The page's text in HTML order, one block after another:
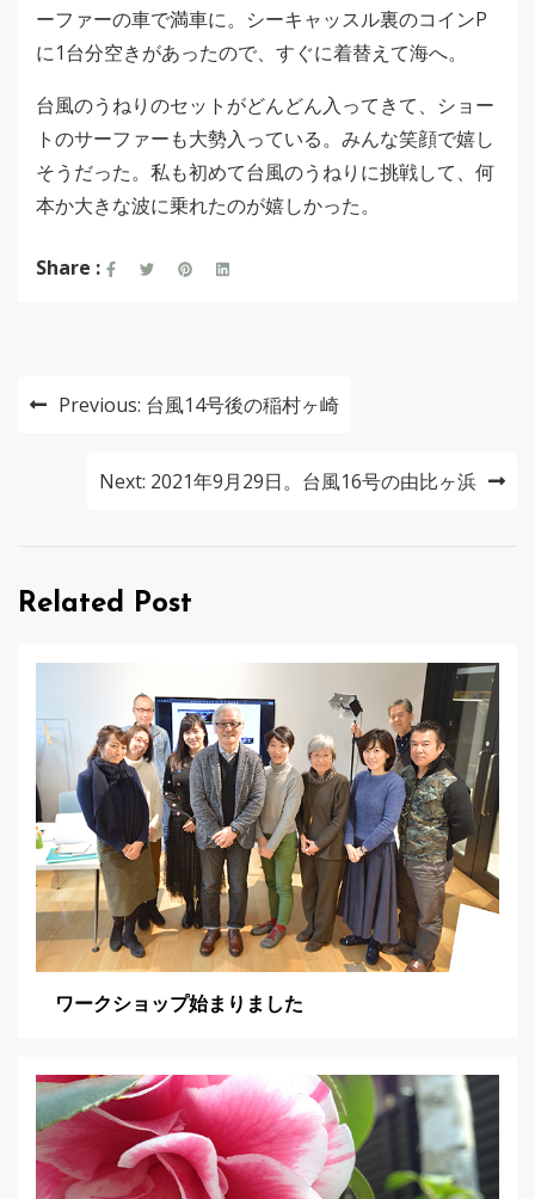
ーファーの車で満車に。シーキャッスル裏のコインP
に1台分空きがあったので、すぐに着替えて海へ。
台風のうねりのセットがどんどん入ってきて、ショー
トのサーファーも大勢入っている。みんな笑顔で嬉し
そうだった。私も初めて台風のうねりに挑戦して、何
本か大きな波に乗れたのが嬉しかった。
Share :
投
ー
ン
Previous: 台風14号後の稲村ヶ崎
Next: 2021年9月29日。台風16号の由比ヶ浜
Related Post
ワークショップ始まりました